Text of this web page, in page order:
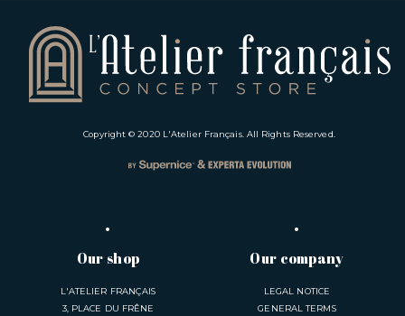
Copyright © 2020 L'Atelier Français. All Rights Reserved.
Our shop
L'ATELIER FRANÇAIS
3, PLACE DU FRÊNE
Our company
LEGAL NOTICE
GENERAL TERMS